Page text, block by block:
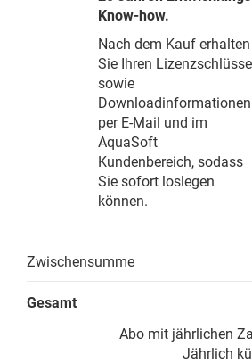
Know-how.
Nach dem Kauf erhalten
Sie Ihren
sowie
Downloadinformationen
per E-Mail und im
AquaSoft
Kundenbereich, sodass
Sie sofort loslegen
können.
Zwischensumme
Gesamt
Abo mit jährlichen
Jährlich